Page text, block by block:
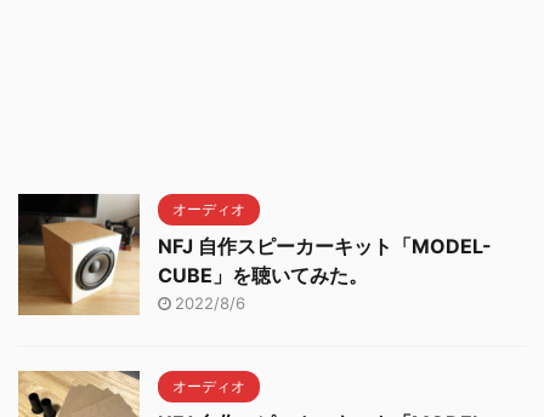
オーディオ
NFJ 自作スピーカーキット「MODEL-
CUBE」を聴いてみた。
2022/8/6
オーディオ